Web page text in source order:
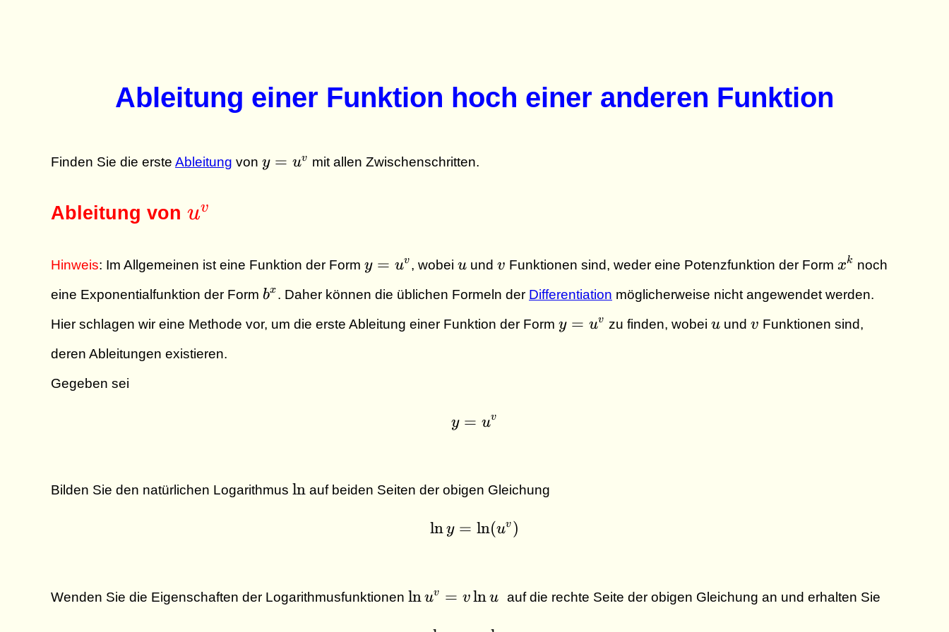
Ableitung einer Funktion hoch einer anderen Funktion
Finden Sie die erste Ableitung von y =
u^v
y = uv mit allen Zwischenschritten.
Ableitung von u^v
uv
Hinweis: Im Allgemeinen ist eine Funktion der Form y =
u^v
y = uv , wobei u
uund v
v Funktionen sind, weder eine Potenzfunktion der Form x^k
xk noch
eine Exponentialfunktion der Form b^x
bx. Daher können die üblichen Formeln der Differentiation möglicherweise nicht angewendet werden.
Hier schlagen wir eine Methode vor, um die erste Ableitung einer Funktion der Form y =
u^v
y = uv zu finden, wobei u
uund v
v Funktionen sind,
deren Ableitungen existieren.
Gegeben sei
y = u^v
y = uv
Bilden Sie den natürlichen Logarithmus \ln
ln auf beiden Seiten der obigen Gleichung
\ln y = \ln (u^v)
lny = ln(uv )
Wenden Sie die Eigenschaften der Logarithmusfunktionen \ln
lnuv = v lnu auf die rechte Seite der obigen Gleichung an und erhalten Sie